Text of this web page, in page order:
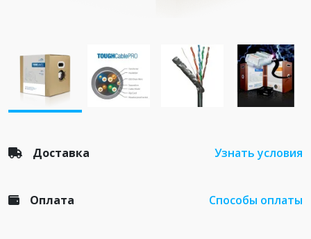
Доставка Узнать условия
Оплата Способы оплаты